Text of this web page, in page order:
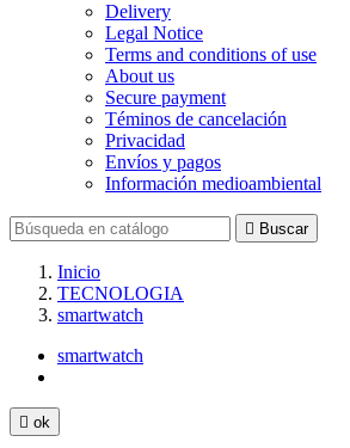
Delivery
Legal Notice
Terms and conditions of use
About us
Secure payment
Téminos de cancelación
Privacidad
Envíos y pagos
Información medioambiental
 Buscar
Inicio
TECNOLOGIA
smartwatch
smartwatch
 ok